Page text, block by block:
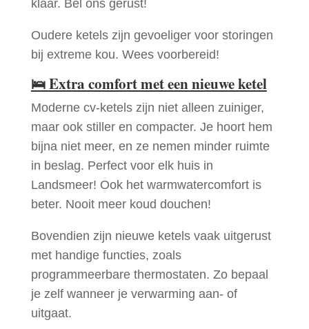
klaar. Bel ons gerust!
Oudere ketels zijn gevoeliger voor storingen
bij extreme kou. Wees voorbereid!
🛌Extra comfort met een nieuwe ketel
Moderne cv-ketels zijn niet alleen zuiniger,
maar ook stiller en compacter. Je hoort hem
bijna niet meer, en ze nemen minder ruimte
in beslag. Perfect voor elk huis in
Landsmeer! Ook het warmwatercomfort is
beter. Nooit meer koud douchen!
Bovendien zijn nieuwe ketels vaak uitgerust
met handige functies, zoals
programmeerbare thermostaten. Zo bepaal
je zelf wanneer je verwarming aan- of
uitgaat.